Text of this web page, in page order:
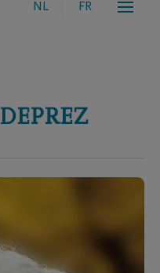
NL FR
DEPREZ